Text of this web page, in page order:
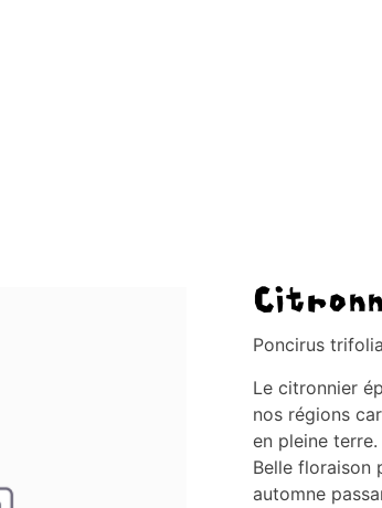
Poncirus
Le citronnier
nos régions
en pleine terre.
Belle floraison
automne